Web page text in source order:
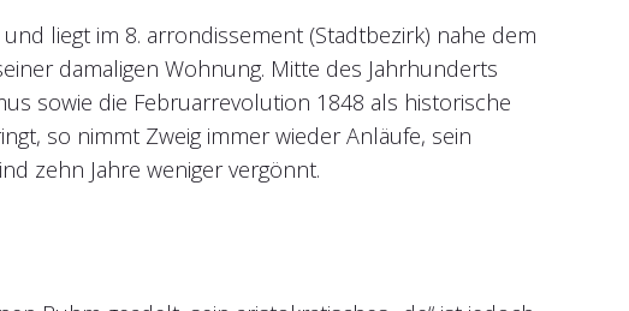
liegt im 8. arrondissement (Stadtbezirk) nahe dem
damaligen Wohnung. Mitte des Jahrhunderts
sowie die Februarrevolution 1848 als historische
so nimmt Zweig immer wieder Anläufe, sein
zehn Jahre weniger vergönnt.